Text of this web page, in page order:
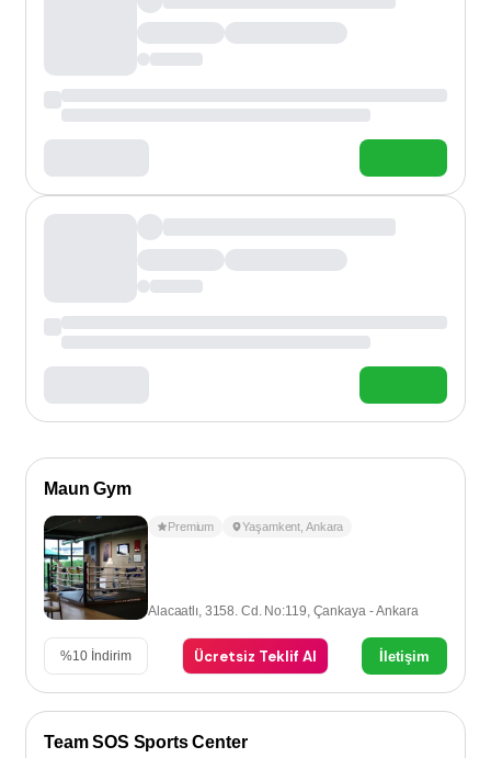
Maun Gym
Premium Yaşamkent ,Ankara
Alacaatlı, 3158. Cd. No:119, Çankaya - Ankara
%10 İndirim Ücretsiz Teklif Al İletişim
Team SOS Sports Center